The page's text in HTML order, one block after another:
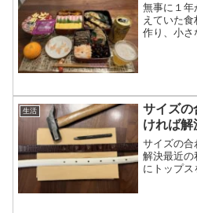
無事に１年
えていた
作り、小さ
生活
サイズの
ければ解
サイズの合
解決最近の
にトップ